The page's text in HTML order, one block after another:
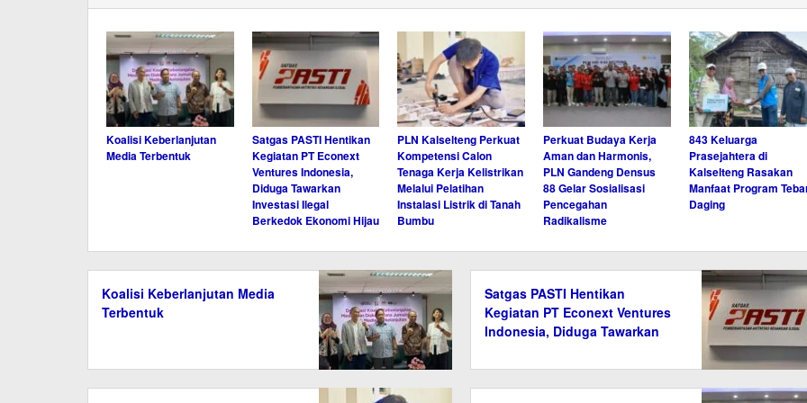
Koalisi Keberlanjutan
Media Terbentuk
Satgas PASTI Hentikan
Kegiatan PT Econext
Ventures Indonesia,
Diduga Tawarkan
Investasi Ilegal
Berkedok Ekonomi Hijau
PLN Kalselteng Perkuat
Kompetensi Calon
Tenaga Kerja Kelistrikan
Melalui Pelatihan
Instalasi Listrik di Tanah
Bumbu
Perkuat Budaya Kerja
Aman dan Harmonis,
PLN Gandeng Densus
88 Gelar Sosialisasi
Pencegahan
Radikalisme
843 Keluarga
Prasejahtera di
Kalselteng Rasakan
Manfaat Program
Daging
Koalisi Keberlanjutan Media
Terbentuk
Satgas PASTI Hentikan
Kegiatan PT Econext Ventures
Indonesia, Diduga Tawarkan
Ekonomi Hijau